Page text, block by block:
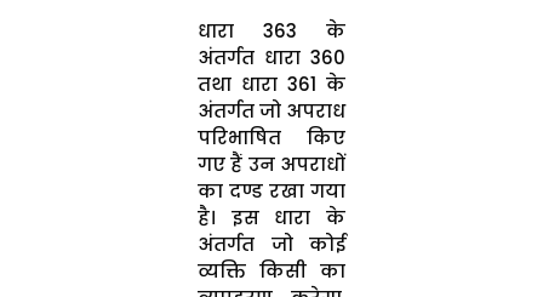
धारा 363 के
अंतर्गत धारा 360
तथा धारा 361 के
अंतर्गत जो अपराध
परिभाषित किए
गए हैं उन अपराधों
का दण्ड रखा गया
है। इस धारा के
अंतर्गत जो कोई
व्यक्ति किसी का